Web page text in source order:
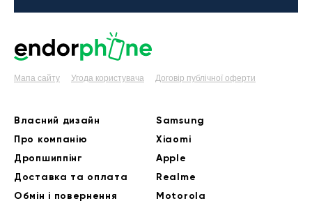
Мапа сайту Угода користувача Договір публічної оферти
Власний дизайн
Про компанію
Дропшиппінг
Доставка та оплата
Обмін і повернення
Samsung
Xiaomi
Apple
Realme
Motorola